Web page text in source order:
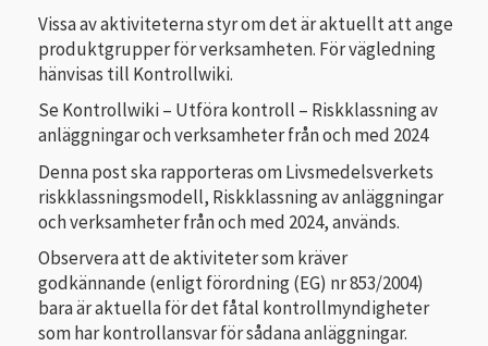
Vissa av aktiviteterna styr om det är aktuellt att ange
produktgrupper för verksamheten. För vägledning
hänvisas till Kontrollwiki.
Se Kontrollwiki – Utföra kontroll – Riskklassning av
anläggningar och verksamheter från och med 2024
Denna post ska rapporteras om Livsmedelsverkets
riskklassningsmodell, Riskklassning av anläggningar
och verksamheter från och med 2024, används.
Observera att de aktiviteter som kräver
godkännande (enligt förordning (EG) nr 853/2004)
bara är aktuella för det fåtal kontrollmyndigheter
som har kontrollansvar för sådana anläggningar.